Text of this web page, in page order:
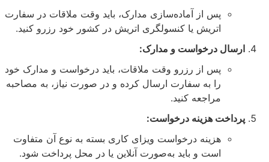
پس از آماده‌سازی مدارک، باید وقت ملاقات در سفارت
اتریش یا کنسولگری اتریش در کشور خود رزرو کنید.
درخواست و مدارک:
پس از رزرو وقت ملاقات، باید درخواست و مدارک خود
را به سفارت ارسال کرده و در صورت نیاز، به مصاحبه
مراجعه کنید.
هزینه درخواست:
هزینه درخواست ویزای کاری بسته به نوع آن متفاوت
است و باید به‌صورت آنلاین یا در محل پرداخت شود.